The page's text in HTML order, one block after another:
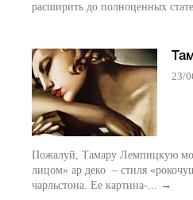
расширить до полноценных
23/
Пожалуй, Тамару Лемпицкую
лицом» ар деко – стиля
чарльстона. Ее картина-... →